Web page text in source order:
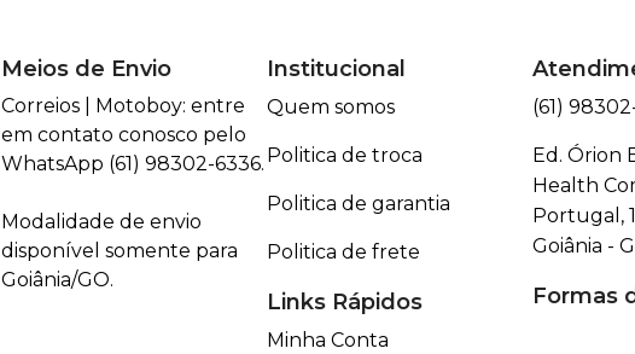
Meios de Envio
Correios | Motoboy: entre
em contato conosco pelo
WhatsApp (61) 98302-6336.
Modalidade de envio
disponível somente para
Goiânia/GO.
Institucional
Quem somos
Politica de troca
Politica de garantia
Politica de frete
Links Rápidos
Minha Conta
(61)
Ed. Órion
Health
Portugal,
Goiânia -
Formas